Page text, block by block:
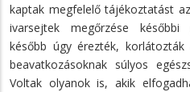
kaptak megfelelő tájékoztatást
ivarsejtek megőrzése későbbi
később úgy érezték,
beavatkozásoknak súlyos
Voltak olyanok is, akik